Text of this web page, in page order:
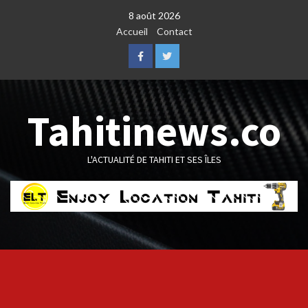
8 août 2026
Accueil
Contact
FacebookTwitter
Tahitinews.co
L'ACTUALITÉ DE TAHITI ET SES ÎLES